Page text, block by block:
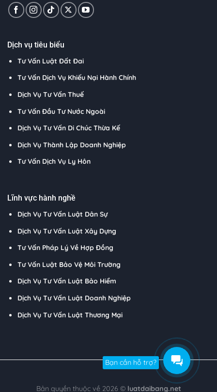
Dịch vụ tiêu biểu
Tư Vấn Luật Đất Đai
Tư Vấn Dịch Vụ Khiếu Nại Hành Chính
Dịch Vụ Tư Vấn Thuế
Tư Vấn Đầu Tư Nước Ngoài
Dịch Vụ Tư Vấn Di Chúc Thừa Kế
Dịch Vụ Thành Lập Doanh Nghiệp
Tư Vấn Dịch Vụ Ly Hôn
Lĩnh vực hành nghề
Dịch Vụ Tư Vấn Luật Dân Sự
Dịch Vụ Tư Vấn Luật Xây Dựng
Tư Vấn Pháp Lý Về Hợp Đồng
Tư Vấn Luật Bảo Vệ Môi Trường
Dịch Vụ Tư Vấn Luật Bảo Hiểm
Dịch Vụ Tư Vấn Luật Doanh Nghiệp
Dịch Vụ Tư Vấn Luật Thương Mại
Bạn cần hỗ trợ?
Bản quyền thuộc về 2026 © luatdaibang.net